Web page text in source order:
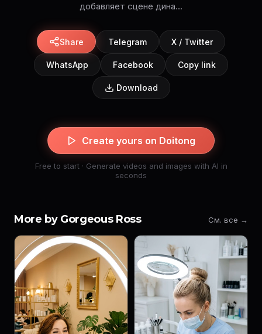
добавляет сцене дина...
Share Telegram X / Twitter
WhatsApp Facebook Copy link
Download
Create yours on Doitong
Free to start · Generate videos and images with AI in
seconds
More by Gorgeous Ross См. все →